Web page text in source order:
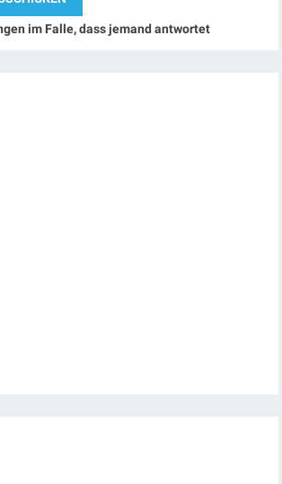
im Falle, dass jemand antwortet